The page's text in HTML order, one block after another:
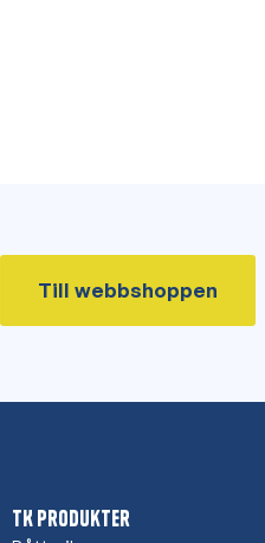
Till webbshoppen
TK Produkter